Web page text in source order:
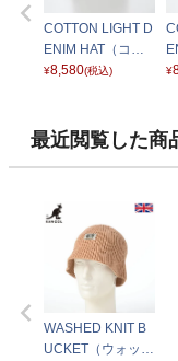
COTTON LIGHT D
ENIM HAT（コッ
トン ライトデニム
¥8,580(税込) ¥
最近閲覧した商
WASHED KNIT B
UCKET（ウォッシ